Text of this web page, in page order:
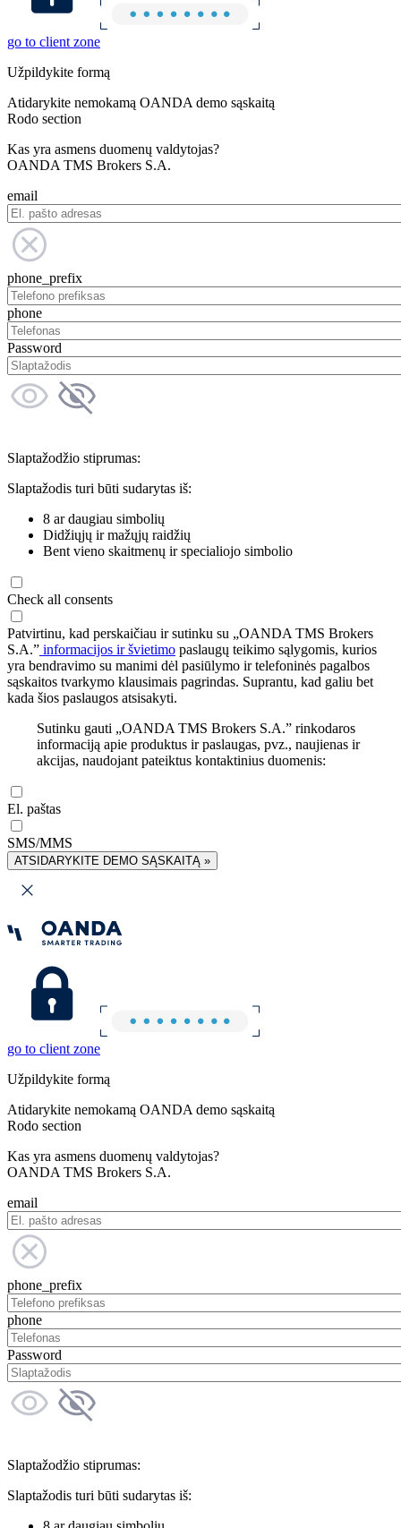
go to client zone
Užpildykite formą
Atidarykite nemokamą OANDA demo sąskaitą
Rodo section
Kas yra asmens duomenų valdytojas?
OANDA TMS Brokers S.A.
email
phone_prefix
phone
Password
Slaptažodžio stiprumas:
Slaptažodis turi būti sudarytas iš:
8 ar daugiau simbolių
Didžiųjų ir mažųjų raidžių
Bent vieno skaitmenų ir specialiojo simbolio
Check all consents
Patvirtinu, kad perskaičiau ir sutinku su „OANDA TMS Brokers
S.A.” informacijos ir švietimo paslaugų teikimo sąlygomis, kurios
yra bendravimo su manimi dėl pasiūlymo ir telefoninės pagalbos
sąskaitos tvarkymo klausimais pagrindas. Suprantu, kad galiu bet
kada šios paslaugos atsisakyti.
Sutinku gauti „OANDA TMS Brokers S.A.” rinkodaros
informaciją apie produktus ir paslaugas, pvz., naujienas ir
akcijas, naudojant pateiktus kontaktinius duomenis:
El. paštas
SMS/MMS
ATSIDARYKITE DEMO SĄSKAITĄ »
go to client zone
Užpildykite formą
Atidarykite nemokamą OANDA demo sąskaitą
Rodo section
Kas yra asmens duomenų valdytojas?
OANDA TMS Brokers S.A.
email
phone_prefix
phone
Password
Slaptažodžio stiprumas:
Slaptažodis turi būti sudarytas iš: